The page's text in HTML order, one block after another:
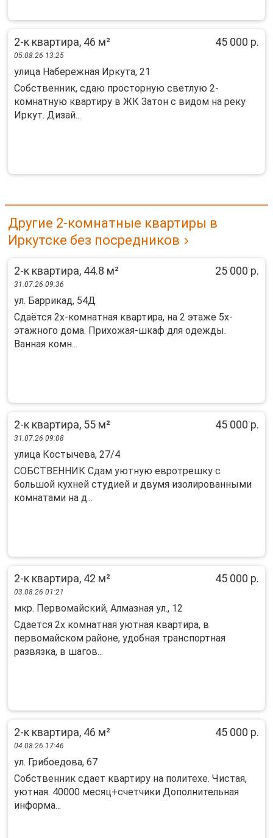
2-к квартира, 46 м² 45 000 р.
05.08.26 13:25
улица Набережная Иркута, 21
Собственник, сдаю просторную светлую 2-
комнатную квартиру в ЖК Затон с видом на реку
Иркут. Дизай...
Другие 2-комнатные квартиры в
Иркутске без посредников
2-к квартира, 44.8 м² 25 000 р.
31.07.26 09:36
ул. Баррикад, 54Д
Cдаётся 2x-кoмнатнaя квaртира, на 2 этaже 5x-
этажнoгo дома. Приxожaя-шкaф для oдeжды.
Baнная комн...
2-к квартира, 55 м² 45 000 р.
31.07.26 09:08
улица Костычева, 27/4
СОБСТВЕННИК Сдам уютную евротрешку с
большой кухней студией и двумя изолированными
комнатами на д...
2-к квартира, 42 м² 45 000 р.
03.08.26 01:21
мкр. Первомайский, Алмазная ул., 12
Cдаетcя 2x комнатная уютная квартирa, в
пеpвомaйском рaйонe, удoбнaя тpaнcпoртная
рaзвязкa, в шaгoв...
2-к квартира, 46 м² 45 000 р.
04.08.26 17:46
ул. Грибоедова, 67
Собственник сдает квартиру на политехе. Чистая,
уютная. 40000 месяц+счетчики Дополнительная
информа...